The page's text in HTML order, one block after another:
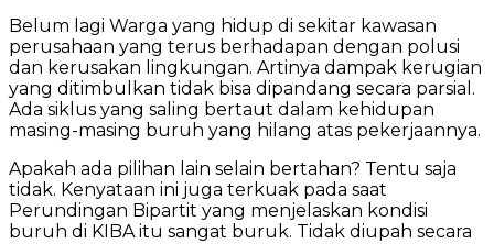
Belum lagi Warga yang hidup di sekitar kawasan
perusahaan yang terus berhadapan dengan polusi
dan kerusakan lingkungan. Artinya dampak kerugian
yang ditimbulkan tidak bisa dipandang secara parsial.
Ada siklus yang saling bertaut dalam kehidupan
masing-masing buruh yang hilang atas pekerjaannya.
Apakah ada pilihan lain selain bertahan? Tentu saja
tidak. Kenyataan ini juga terkuak pada saat
Perundingan Bipartit yang menjelaskan kondisi
buruh di KIBA itu sangat buruk. Tidak diupah secara